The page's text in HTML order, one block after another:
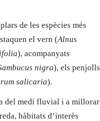
de les espècies més
el vern (Alnus
), acompanyats
nigra), els penjolls
salicaria).
del medi fluvial i a millorar
hàbitats d’interès